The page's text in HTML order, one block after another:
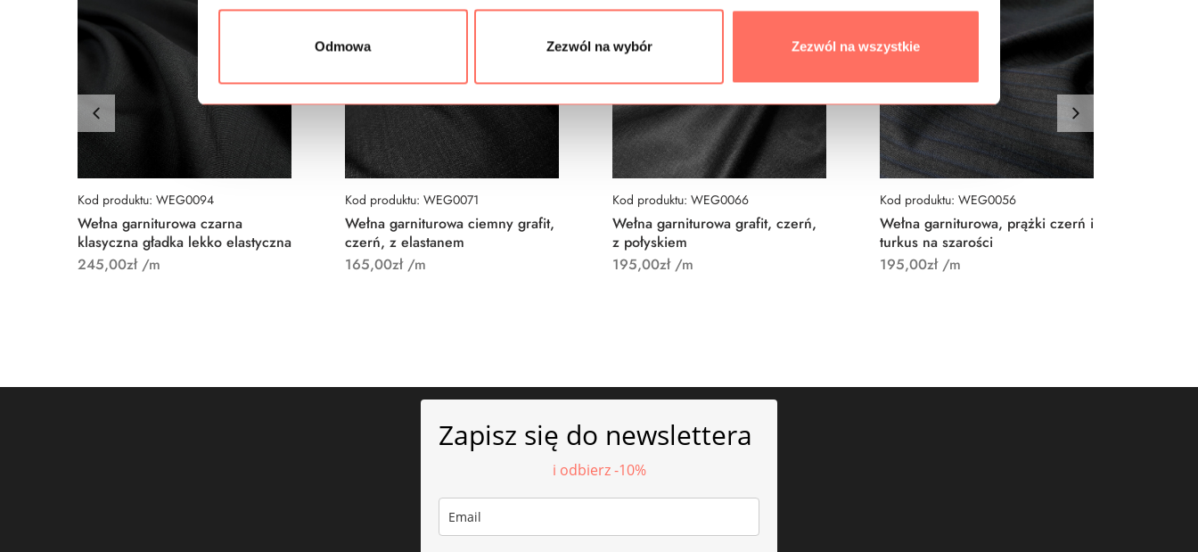
o
y
Odmowa Zezwól na wybór Zezwól na wszystkie
Kod produktu: WEG0094
Wełna garniturowa czarna
klasyczna gładka lekko elastyczna
245,00zł/m
Kod produktu: WEG0071
Wełna garniturowa ciemny grafit,
czerń, z elastanem
165,00zł/m
Kod produktu: WEG0066
Wełna garniturowa grafit, czerń,
z połyskiem
195,00zł/m
Kod produktu: WEG0056
Wełna garniturowa, prążki czerń i
turkus na szarości
195,00zł/m
Zapisz się do newslettera
i odbierz -10%